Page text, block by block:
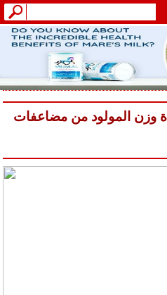
وزن المولود من مضاعفات